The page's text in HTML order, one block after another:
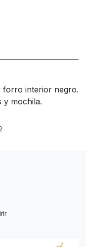
forro interior negro.
y mochila.